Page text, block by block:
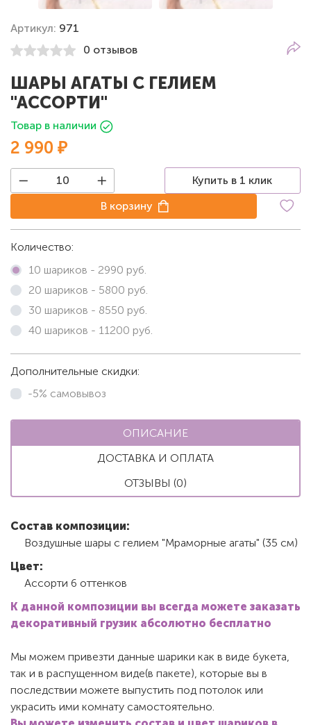
Артикул: 971
0 отзывов
ШАРЫ АГАТЫ С ГЕЛИЕМ
"АССОРТИ"
Товар в наличии
2 990 ₽
Купить в 1 клик
В корзину
Количество:
10 шариков - 2990 руб.
20 шариков - 5800 руб.
30 шариков - 8550 руб.
40 шариков - 11200 руб.
Дополнительные скидки:
-5% самовывоз
ОПИСАНИЕ
ДОСТАВКА И ОПЛАТА
ОТЗЫВЫ (0)
Состав композиции:
Воздушные шары с гелием "Мраморные агаты" (35 см)
Цвет:
Ассорти 6 оттенков
К данной композиции вы всегда можете заказать
декоративный грузик абсолютно бесплатно
Мы можем привезти данные шарики как в виде букета,
так и в распущенном виде(в пакете), которые вы в
последствии можете выпустить под потолок или
украсить ими комнату самостоятельно.